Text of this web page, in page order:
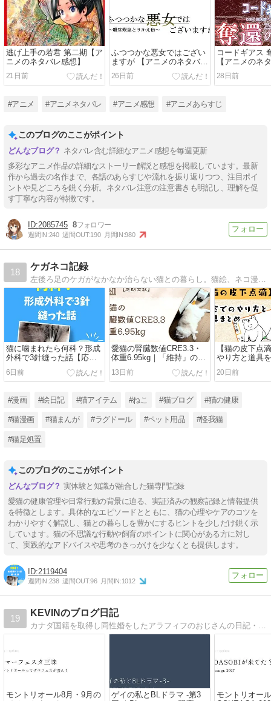
逃げ上手の若君 第二期【ア
ニメのネタバレ感想】
21日前
ふつつかな悪女ではござい
ますが 【アニメのネタバレ
感想】
26日前
コードギアス
【アニメのネ
28日前
#アニメ #アニメネタバレ #アニメ感想 #アニメあらすじ
このブログのここがポイント
ネタバレ含む詳細なアニメ感想を毎週更新
多彩なアニメ作品の詳細なストーリー解説と感想を掲載しています。最新
作から過去の名作まで、各話のあらすじや流れを振り返りつつ、注目ポイ
ントや見どころを鋭く分析。ネタバレ注意の注意書きも明記し、理解を促
す丁寧な内容が特徴です。
2085745 8
週間IN:240 週間OUT:190 月間IN:980
18
ケガネコ記録
左後ろ足のケガがなかなか治らない猫との暮らし。猫絵、ネコ漫画、ネコ情報をちまちまと投稿しています(*^^*)
猫に噛まれたら何科？形成
外科で3針縫った話【応急
処置・治療費・その後の経
過】
6日前
愛猫の腎臓数値CRE3.3・
体重6.95kg｜「維持」の裏
で背中が骨ばってきた話
【定期受診】
13日前
【猫の皮下点
やり方と道具
た｜点滴中は
った瞬間に豹
20日前
#漫画 #絵日記 #猫アイテム #ねこ #猫ブログ #猫の健康
#猫漫画 #猫まんが #ラグドール #ペット用品 #怪我猫
#猫足処置
このブログのここがポイント
実体験と知識が融合した猫専門記録
愛猫の健康管理や日常行動の背景に迫る、実証済みの観察記録と情報提供
を特徴とします。具体的なエピソードとともに、猫の心理やケアのコツを
わかりやすく解説し、猫との暮らしを豊かにするヒントを少しだけ鋭く示
しています。猫の不思議な行動や飼育のポイントに関心がある方に対し
て、実践的なアドバイスや思考のきっかけを少なくとも提供します。
2119404
週間IN:238 週間OUT:96 月間IN:1012
19
KEVINのブログ日記
カナダ国籍を取得し同性婚をしたアラフィフのおじさんの日記・備忘録です。
モントリオール8月・9月の
ゲイの私とBLドラマ -第3
モントリオー